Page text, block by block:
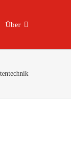
Über